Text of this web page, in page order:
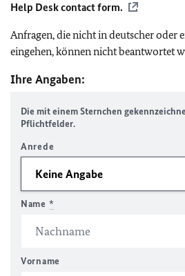
Help Desk contact form.
Anfragen, die nicht in deutscher oder
eingehen, können nicht beantwortet
Ihre Angaben:
Die mit einem Sternchen
Pflichtfelder.
Anrede
Name *
Vorname